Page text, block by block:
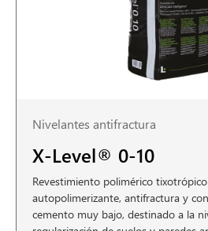
Nivelantes antifractura
X-Level® 0-10
Revestimiento polimérico
autopolimerizante, antifractura y
cemento muy bajo, destinado a la